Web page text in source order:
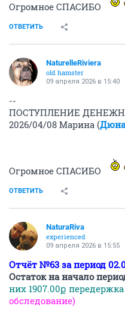
Огромное СПАСИБО
ОТВЕТИТЬ
NaturelleRiviera
old hamster
09 апреля 2026 в 15:40
--
ПОСТУПЛЕНИЕ
2026/04/08 Марина (Дюна
Огромное СПАСИБО
ОТВЕТИТЬ
NaturaRiva
experienced
09 апреля 2026 в 15:55
Отчёт №63 за период
Остаток на начало
них 1907.00ք
обследование)